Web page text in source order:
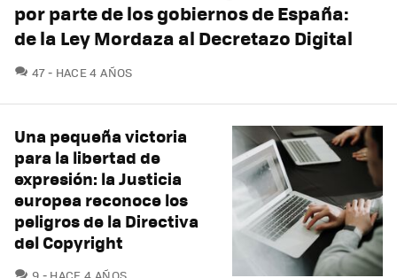
por parte de los gobiernos de España:
de la Ley Mordaza al Decretazo Digital
47COMENTARIOS
HACE 4 AÑOS
Una pequeña victoria
para la libertad de
expresión: la Justicia
europea reconoce los
peligros de la Directiva
del Copyright
COMENTARIOS